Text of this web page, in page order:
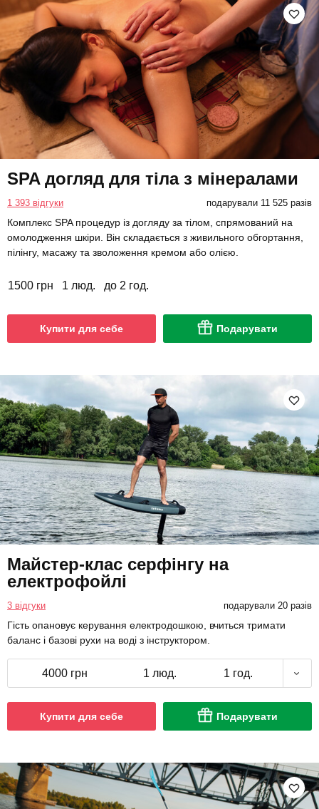
SPA догляд для тіла з мінералами
1 393 відгуки подарували 11 525 разів
Комплекс SPA процедур із догляду за тілом, спрямований на
омолодження шкіри. Він складається з живильного обгортання,
пілінгу, масажу та зволоження кремом або олією.
1500 грн 1 люд. до 2 год.
Купити для себе Подарувати
Майстер-клас серфінгу на
електрофойлі
3 відгуки подарували 20 разів
Гість опановує керування електродошкою, вчиться тримати
баланс і базові рухи на воді з інструктором.
4000 грн 1 люд. 1 год.
Купити для себе Подарувати